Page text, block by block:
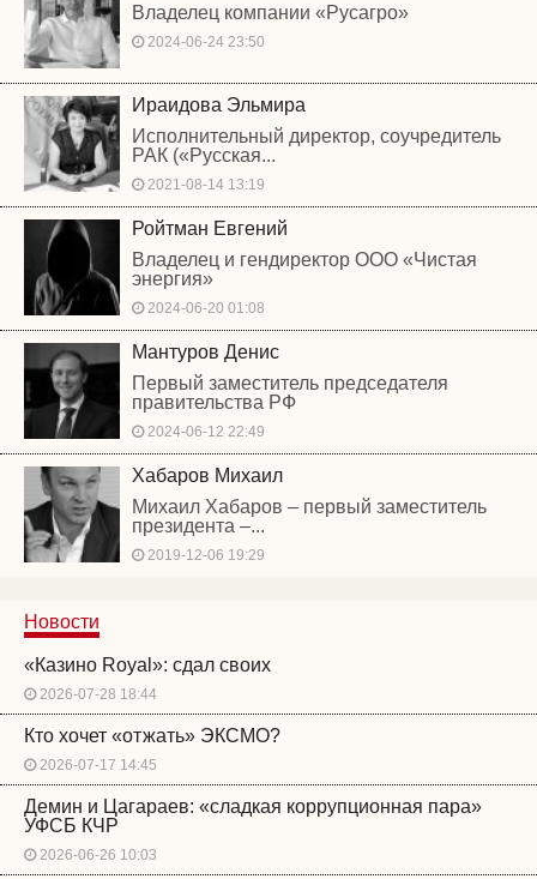
Владелец компании «Русагро»
2024-06-24 23:50
Ираидова Эльмира
Исполнительный директор, соучредитель
РАК («Русская...
2021-08-14 13:19
Ройтман Евгений
Владелец и гендиректор ООО «Чистая
энергия»
2024-06-20 01:08
Мантуров Денис
Первый заместитель председателя
правительства РФ
2024-06-12 22:49
Хабаров Михаил
Михаил Хабаров – первый заместитель
президента –...
2019-12-06 19:29
Новости
«Казино Royal»: сдал своих
2026-07-28 18:44
Кто хочет «отжать» ЭКСМО?
2026-07-17 14:45
Демин и Цагараев: «сладкая коррупционная пара»
УФСБ КЧР
2026-06-26 10:03